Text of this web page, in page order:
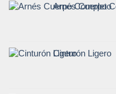
Arnés Cuerpo
Cinturón Ligero